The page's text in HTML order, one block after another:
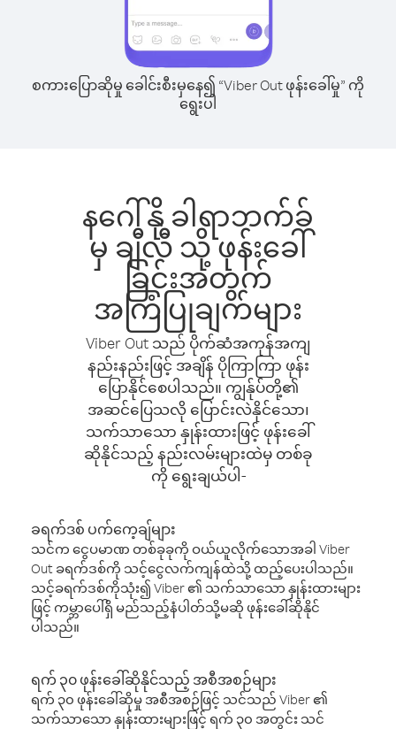
စကားပြောဆိုမှု ခေါင်းစီးမှနေ၍ “Viber Out ဖုန်းခေါ်မှု” ကို
ရွေးပါ
နဂေါ်နို ခါရာဘက်ခ်
မှ ချီလီ သို့ ဖုန်းခေါ်
ခြင်းအတွက်
အကြံပြုချက်များ
Viber Out သည် ပိုက်ဆံအကုန်အကျ
နည်းနည်းဖြင့် အချိန် ပိုကြာကြာ ဖုန်း
ပြောနိုင်စေပါသည်။ ကျွန်ုပ်တို့၏
အဆင်ပြေသလို ပြောင်းလဲနိုင်သော၊
သက်သာသော နှုန်းထားဖြင့် ဖုန်းခေါ်
ဆိုနိုင်သည့် နည်းလမ်းများထဲမှ တစ်ခု
ကို ရွေးချယ်ပါ-
ခရက်ဒစ် ပက်ကေ့ချ်များ
သင်က ငွေပမာဏ တစ်ခုခုကို ဝယ်ယူလိုက်သောအခါ Viber
Out ခရက်ဒစ်ကို သင့်ငွေလက်ကျန်ထဲသို့ ထည့်ပေးပါသည်။
သင့်ခရက်ဒစ်ကိုသုံး၍ Viber ၏ သက်သာသော နှုန်းထားများ
ဖြင့် ကမ္ဘာပေါ်ရှိ မည်သည့်နံပါတ်သို့မဆို ဖုန်းခေါ်ဆိုနိုင်
ပါသည်။
ရက် ၃၀ ဖုန်းခေါ်ဆိုနိုင်သည့် အစီအစဉ်များ
ရက် ၃၀ ဖုန်းခေါ်ဆိုမှု အစီအစဉ်ဖြင့် သင်သည် Viber ၏
သက်သာသော နှုန်းထားများဖြင့် ရက် ၃၀ အတွင်း သင်